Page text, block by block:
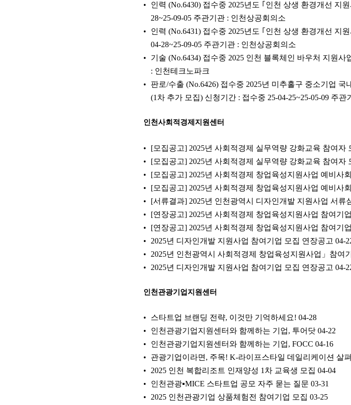
인력 (No.6430) 접수중 2025년도 ｢인천 상생 환경개선 지
28~25-09-05 주관기관 : 인천상공회의소
인력 (No.6431) 접수중 2025년도 ｢인천 상생 환경개선 지
04-28~25-09-05 주관기관 : 인천상공회의소
기술 (No.6434) 접수중 2025 인천 블록체인 바우처 지원사
: 인천테크노파크
판로/수출 (No.6426) 접수중 2025년 미추홀구 중소기업
(1차 추가 모집) 신청기간 : 접수중 25-04-25~25-05-09 주관
인천사회적경제지원센터
[모집공고] 2025년 사회적경제 실무역량 강화교육 참여자
[모집공고] 2025년 사회적경제 실무역량 강화교육 참여자
[모집공고] 2025년 사회적경제 창업육성지원사업 예비사
[모집공고] 2025년 사회적경제 창업육성지원사업 예비사
[서류결과] 2025년 인천광역시 디자인개발 지원사업 서류
[연장공고] 2025년 사회적경제 창업육성지원사업 참여기
[연장공고] 2025년 사회적경제 창업육성지원사업 참여기
2025년 디자인개발 지원사업 참여기업 모집 연장공고 04-
2025년 인천광역시 사회적경제 창업육성지원사업」참여
2025년 디자인개발 지원사업 참여기업 모집 연장공고 04-
인천관광기업지원센터
스타트업 브랜딩 전략, 이것만 기억하세요! 04-28
인천관광기업지원센터와 함께하는 기업, 투어닷 04-22
인천관광기업지원센터와 함께하는 기업, FOCC 04-16
관광기업이라면, 주목! K-라이프스타일 데일리케이션 살펴
2025 인천 복합리조트 인재양성 1차 교육생 모집 04-04
인천관광▪MICE 스타트업 공모 자주 묻는 질문 03-31
2025 인천관광기업 상품체험전 참여기업 모집 03-25